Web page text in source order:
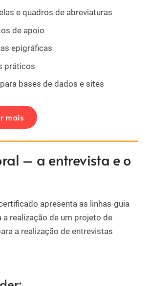
e quadros de abreviaturas
de apoio
epigráficas
práticos
bases de dados e sites
mais
– a entrevista e o
apresenta as linhas-guia
a realização de um projeto de
a realização de entrevistas